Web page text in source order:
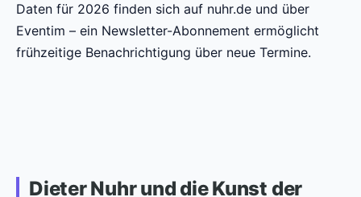
Daten für 2026 finden sich auf nuhr.de und über
Eventim – ein Newsletter-Abonnement ermöglicht
frühzeitige Benachrichtigung über neue Termine.
Dieter Nuhr und die Kunst der